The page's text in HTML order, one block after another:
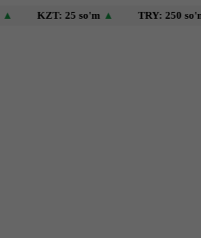
KZT: 25 so'm▲ TRY: 250 so'm▲